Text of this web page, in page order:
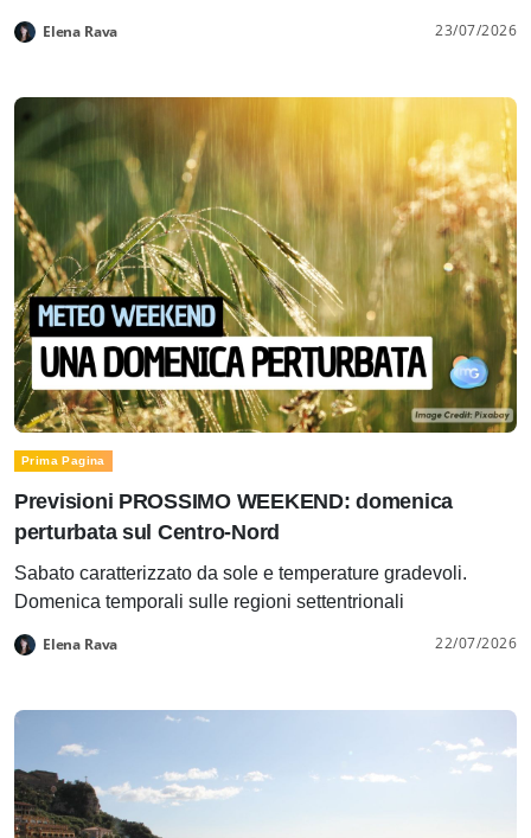
Elena Rava 23/07/2026
Prima Pagina
Previsioni PROSSIMO WEEKEND: domenica
perturbata sul Centro-Nord
Sabato caratterizzato da sole e temperature gradevoli.
Domenica temporali sulle regioni settentrionali
Elena Rava 22/07/2026